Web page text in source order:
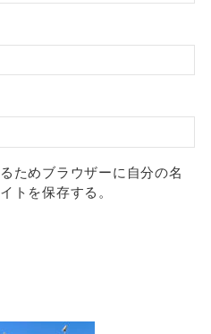
ためブラウザーに自分の名
トを保存する。